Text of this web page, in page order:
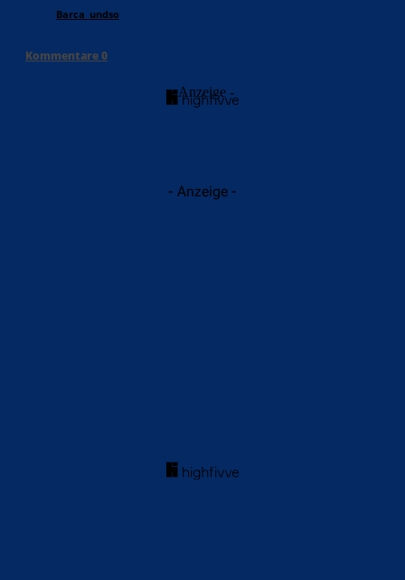
Barca_undso
Kommentare0
- Anzeige -
- Anzeige -